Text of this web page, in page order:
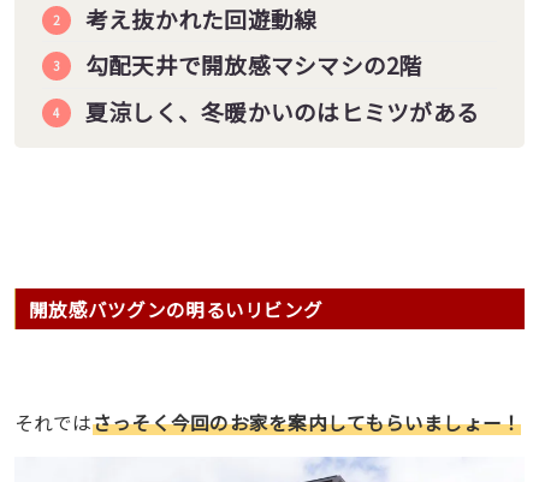
考え抜かれた回遊動線
勾配天井で開放感マシマシの2階
夏涼しく、冬暖かいのはヒミツがある
開放感バツグンの明るいリビング
それではさっそく今回のお家を案内してもらいましょー！